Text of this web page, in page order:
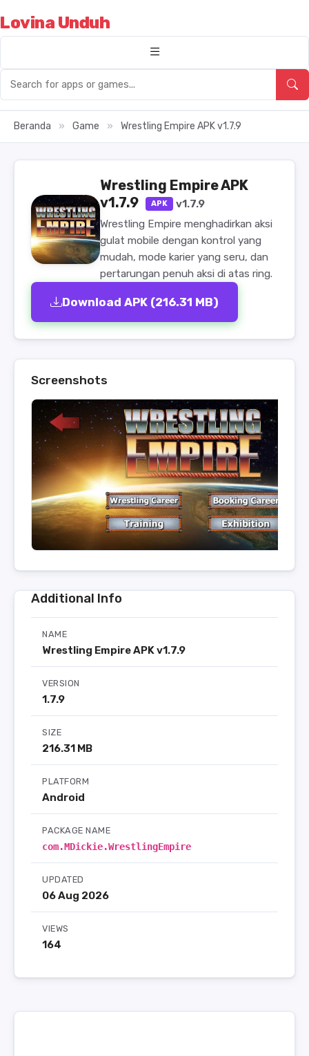
Lovina Unduh
Beranda » Game » Wrestling Empire APK v1.7.9
Wrestling Empire APK
v1.7.9
APK
v1.7.9
Wrestling Empire menghadirkan aksi
gulat mobile dengan kontrol yang
mudah, mode karier yang seru, dan
pertarungan penuh aksi di atas ring.
Download APK (216.31 MB)
Screenshots
Additional Info
NAME
Wrestling Empire APK v1.7.9
VERSION
1.7.9
SIZE
216.31 MB
PLATFORM
Android
PACKAGE NAME
com.MDickie.WrestlingEmpire
UPDATED
06 Aug 2026
VIEWS
164